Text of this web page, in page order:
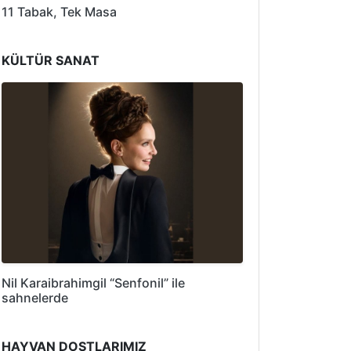
11 Tabak, Tek Masa
KÜLTÜR SANAT
Nil Karaibrahimgil “Senfonil” ile
sahnelerde
HAYVAN DOSTLARIMIZ